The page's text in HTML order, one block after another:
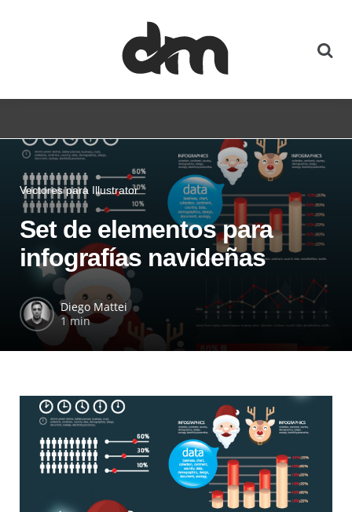
Vectores para Illustrator
Set de elementos para
infografías navideñas
Diego Mattei
1 min